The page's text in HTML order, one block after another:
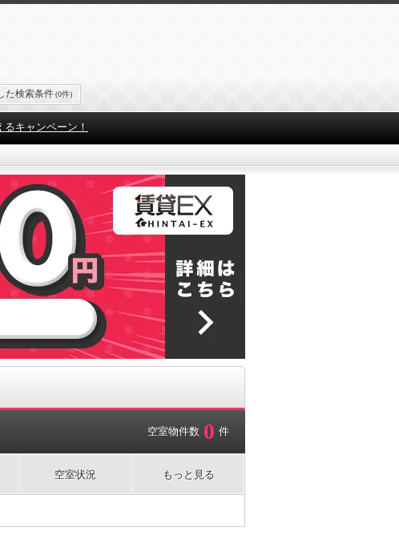
た検索条件(0件)
るキャンペーン！
空室物件数 0 件
空室状況 もっと見る